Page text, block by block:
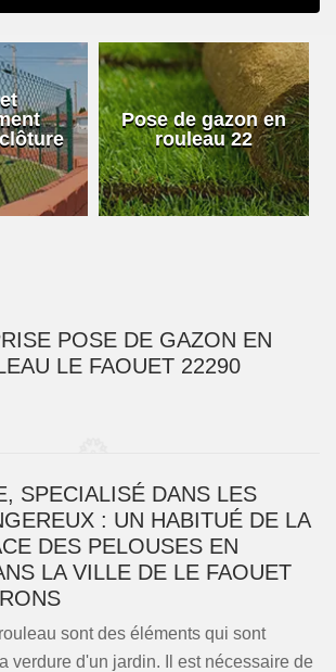
Pose de gazon en
rouleau 22
POSE DE GAZON EN
LE FAOUET 22290
SPECIALISÉ DANS LES
: UN HABITUÉ DE LA
DES PELOUSES EN
LA VILLE DE LE FAOUET
sont des éléments qui sont
verdure d'un jardin. Il est nécessaire de